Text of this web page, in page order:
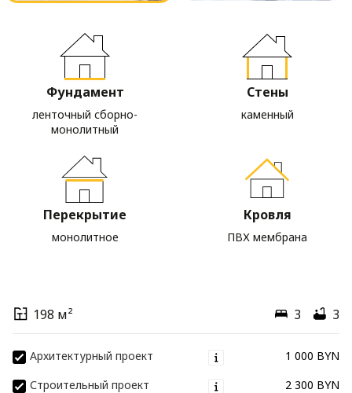
Фундамент
ленточный сборно-
монолитный
Стены
каменный
Перекрытие
монолитное
Кровля
ПВХ мембрана
198 м² 3 3
Архитектурный проект
1 000 BYN
Строительный проект
2 300 BYN